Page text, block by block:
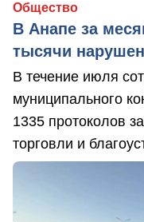
Общество
В Анапе за
тысячи
В течение июля
муниципального
1335 протоколов
торговли и